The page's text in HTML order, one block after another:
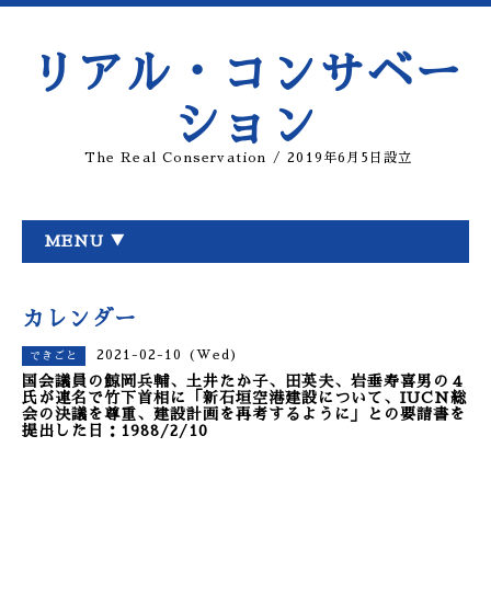
リアル・コンサベー
ション
The Real Conservation / 2019年6月5日設立
MENU ▼
カレンダー
できごと 2021-02-10 (Wed)
国会議員の鯨岡兵輔、土井たか子、田英夫、岩垂寿喜男の４
氏が連名で竹下首相に「新石垣空港建設について、IUCN総
会の決議を尊重、建設計画を再考するように」との要請書を
提出した日：1988/2/10